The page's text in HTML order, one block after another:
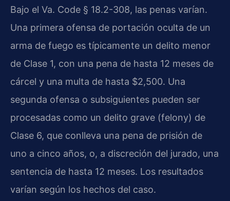
Bajo el Va. Code § 18.2-308, las penas varían.
Una primera ofensa de portación oculta de un
arma de fuego es típicamente un delito menor
de Clase 1, con una pena de hasta 12 meses de
cárcel y una multa de hasta $2,500. Una
segunda ofensa o subsiguientes pueden ser
procesadas como un delito grave (felony) de
Clase 6, que conlleva una pena de prisión de
uno a cinco años, o, a discreción del jurado, una
sentencia de hasta 12 meses. Los resultados
varían según los hechos del caso.